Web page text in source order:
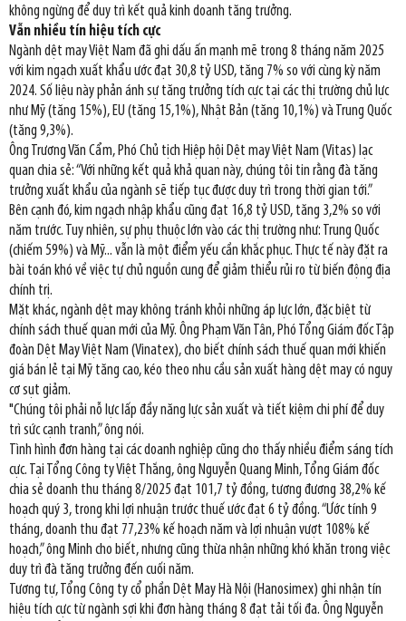
không ngừng để duy trì kết quả kinh doanh tăng trưởng.
Vẫn nhiều tín hiệu tích cực
Ngành dệt may Việt Nam đã ghi dấu ấn mạnh mẽ trong 8 tháng năm 2025
với kim ngạch xuất khẩu ước đạt 30,8 tỷ USD, tăng 7% so với cùng kỳ năm
2024. Số liệu này phản ánh sự tăng trưởng tích cực tại các thị trường chủ lực
như Mỹ (tăng 15%), EU (tăng 15,1%), Nhật Bản (tăng 10,1%) và Trung Quốc
(tăng 9,3%).
Ông Trương Văn Cẩm, Phó Chủ tịch Hiệp hội Dệt may Việt Nam (Vitas) lạc
quan chia sẻ: “Với những kết quả khả quan này, chúng tôi tin rằng đà tăng
trưởng xuất khẩu của ngành sẽ tiếp tục được duy trì trong thời gian tới.”
Bên cạnh đó, kim ngạch nhập khẩu cũng đạt 16,8 tỷ USD, tăng 3,2% so với
năm trước. Tuy nhiên, sự phụ thuộc lớn vào các thị trường như: Trung Quốc
(chiếm 59%) và Mỹ... vẫn là một điểm yếu cần khắc phục. Thực tế này đặt ra
bài toán khó về việc tự chủ nguồn cung để giảm thiểu rủi ro từ biến động địa
chính trị.
Mặt khác, ngành dệt may không tránh khỏi những áp lực lớn, đặc biệt từ
chính sách thuế quan mới của Mỹ. Ông Phạm Văn Tân, Phó Tổng Giám đốc Tập
đoàn Dệt May Việt Nam (Vinatex), cho biết chính sách thuế quan mới khiến
giá bán lẻ tại Mỹ tăng cao, kéo theo nhu cầu sản xuất hàng dệt may có nguy
cơ sụt giảm.
"Chúng tôi phải nỗ lực lấp đầy năng lực sản xuất và tiết kiệm chi phí để duy
trì sức cạnh tranh,” ông nói.
Tình hình đơn hàng tại các doanh nghiệp cũng cho thấy nhiều điểm sáng tích
cực. Tại Tổng Công ty Việt Thắng, ông Nguyễn Quang Minh, Tổng Giám đốc
chia sẻ doanh thu tháng 8/2025 đạt 101,7 tỷ đồng, tương đương 38,2% kế
hoạch quý 3, trong khi lợi nhuận trước thuế ước đạt 6 tỷ đồng. “Ước tính 9
tháng, doanh thu đạt 77,23% kế hoạch năm và lợi nhuận vượt 108% kế
hoạch,” ông Minh cho biết, nhưng cũng thừa nhận những khó khăn trong việc
duy trì đà tăng trưởng đến cuối năm.
Tương tự, Tổng Công ty cổ phần Dệt May Hà Nội (Hanosimex) ghi nhận tín
hiệu tích cực từ ngành sợi khi đơn hàng tháng 8 đạt tải tối đa. Ông Nguyễn